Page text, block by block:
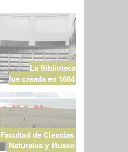
La Biblioteca
fue creada en 1884
Facultad de Ciencias
Naturales y Museo